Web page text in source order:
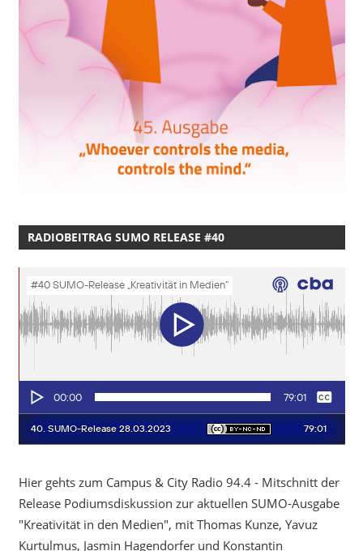
RADIOBEITRAG SUMO RELEASE #40
Hier gehts zum Campus & City Radio 94.4 - Mitschnitt der
Release Podiumsdiskussion zur aktuellen SUMO-Ausgabe
"Kreativität in den Medien", mit Thomas Kunze, Yavuz
Kurtulmus, Jasmin Hagendorfer und Konstantin